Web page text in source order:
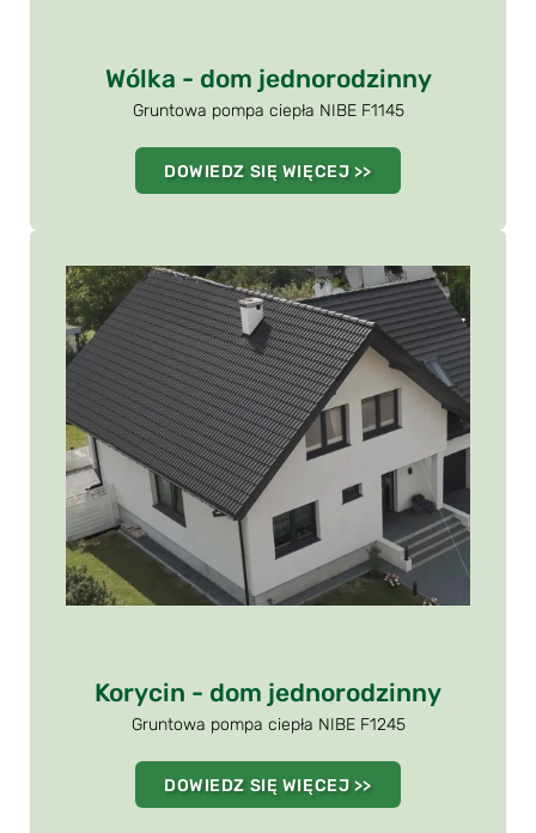
Wólka - dom jednorodzinny
Gruntowa pompa ciepła NIBE F1145
DOWIEDZ SIĘ WIĘCEJ >>
Korycin - dom jednorodzinny
Gruntowa pompa ciepła NIBE F1245
DOWIEDZ SIĘ WIĘCEJ >>